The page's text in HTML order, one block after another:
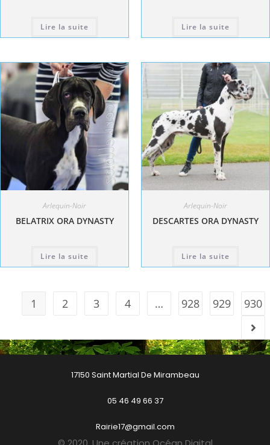
Lire la suite Lire la suite
Arlequin-Noir
BELATRIX ORA DYNASTY
Lire la suite
Arlequin-Noir
DESCARTES ORA DYNASTY
Lire la suite
1 2 3 4 … 928 929 930
17150 Saint Martial De Mirambeau
05 46 49 66 37
Rairie17@gmail.com